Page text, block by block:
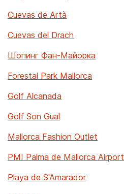
Cuevas de Artà
Cuevas del Drach
Шопинг Фан-Майорка
Forestal Park Mallorca
Golf Alcanada
Golf Son Gual
Mallorca Fashion Outlet
PMI Palma de Mallorca Airport
Playa de S'Amarador